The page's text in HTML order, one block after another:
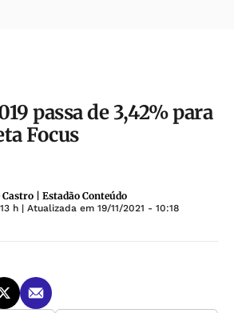
passa de 3,42% para
Focus
| Estadão Conteúdo
h | Atualizada em 19/11/2021 - 10:18